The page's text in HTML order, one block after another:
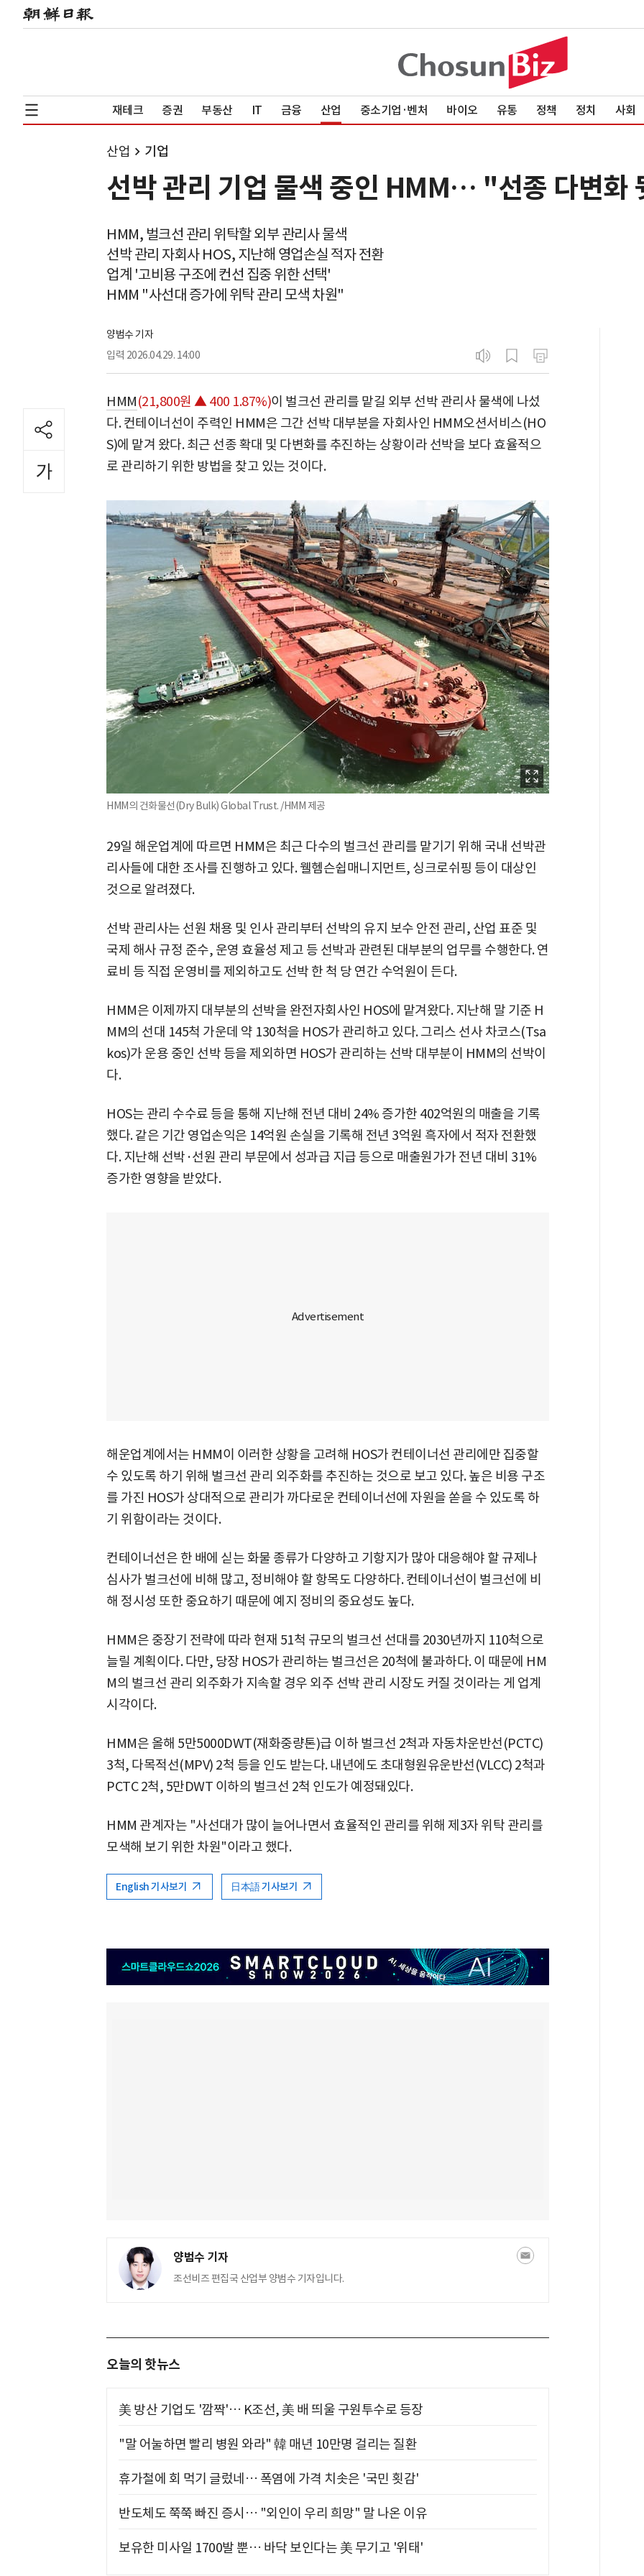
재테크 증권 부동산 IT 금융 산업 중소기업·벤처 바이오 유통 정책 정치 사회
산업 기업
선박 관리 기업 물색 중인 HMM… "선종 다변화
HMM, 벌크선 관리 위탁할 외부 관리사 물색
선박 관리 자회사 HOS, 지난해 영업손실 적자 전환
업계 '고비용 구조에 컨선 집중 위한 선택'
HMM "사선대 증가에 위탁 관리 모색 차원"
양범수 기자
입력 2026.04.29. 14:00
HMM(21,800원 ▲ 400 1.87%)이 벌크선 관리를 맡길 외부 선박 관리사 물색에 나섰
다. 컨테이너선이 주력인 HMM은 그간 선박 대부분을 자회사인 HMM오션서비스(HO
S)에 맡겨 왔다. 최근 선종 확대 및 다변화를 추진하는 상황이라 선박을 보다 효율적으
로 관리하기 위한 방법을 찾고 있는 것이다.
HMM의 건화물선(Dry Bulk) Global Trust. /HMM 제공
29일 해운업계에 따르면 HMM은 최근 다수의 벌크선 관리를 맡기기 위해 국내 선박관
리사들에 대한 조사를 진행하고 있다. 웰헴슨쉽매니지먼트, 싱크로쉬핑 등이 대상인
것으로 알려졌다.
선박 관리사는 선원 채용 및 인사 관리부터 선박의 유지 보수 안전 관리, 산업 표준 및
국제 해사 규정 준수, 운영 효율성 제고 등 선박과 관련된 대부분의 업무를 수행한다. 연
료비 등 직접 운영비를 제외하고도 선박 한 척 당 연간 수억원이 든다.
HMM은 이제까지 대부분의 선박을 완전자회사인 HOS에 맡겨왔다. 지난해 말 기준 H
MM의 선대 145척 가운데 약 130척을 HOS가 관리하고 있다. 그리스 선사 차코스(Tsa
kos)가 운용 중인 선박 등을 제외하면 HOS가 관리하는 선박 대부분이 HMM의 선박이
다.
HOS는 관리 수수료 등을 통해 지난해 전년 대비 24% 증가한 402억원의 매출을 기록
했다. 같은 기간 영업손익은 14억원 손실을 기록해 전년 3억원 흑자에서 적자 전환했
다. 지난해 선박·선원 관리 부문에서 성과급 지급 등으로 매출원가가 전년 대비 31%
증가한 영향을 받았다.
해운업계에서는 HMM이 이러한 상황을 고려해 HOS가 컨테이너선 관리에만 집중할
수 있도록 하기 위해 벌크선 관리 외주화를 추진하는 것으로 보고 있다. 높은 비용 구조
를 가진 HOS가 상대적으로 관리가 까다로운 컨테이너선에 자원을 쏟을 수 있도록 하
기 위함이라는 것이다.
컨테이너선은 한 배에 싣는 화물 종류가 다양하고 기항지가 많아 대응해야 할 규제나
심사가 벌크선에 비해 많고, 정비해야 할 항목도 다양하다. 컨테이너선이 벌크선에 비
해 정시성 또한 중요하기 때문에 예지 정비의 중요성도 높다.
HMM은 중장기 전략에 따라 현재 51척 규모의 벌크선 선대를 2030년까지 110척으로
늘릴 계획이다. 다만, 당장 HOS가 관리하는 벌크선은 20척에 불과하다. 이 때문에 HM
M의 벌크선 관리 외주화가 지속할 경우 외주 선박 관리 시장도 커질 것이라는 게 업계
시각이다.
HMM은 올해 5만5000DWT(재화중량톤)급 이하 벌크선 2척과 자동차운반선(PCTC)
3척, 다목적선(MPV) 2척 등을 인도 받는다. 내년에도 초대형원유운반선(VLCC) 2척과
PCTC 2척, 5만DWT 이하의 벌크선 2척 인도가 예정돼있다.
HMM 관계자는 "사선대가 많이 늘어나면서 효율적인 관리를 위해 제3자 위탁 관리를
모색해 보기 위한 차원"이라고 했다.
English 기사보기 日本語 기사보기
양범수 기자
조선비즈 편집국 산업부 양범수 기자입니다.
오늘의 핫뉴스
美 방산 기업도 '깜짝'… K조선, 美 배 띄울 구원투수로 등장
"말 어눌하면 빨리 병원 와라" 韓 매년 10만명 걸리는 질환
휴가철에 회 먹기 글렀네… 폭염에 가격 치솟은 '국민 횟감'
반도체도 쭉쭉 빠진 증시… "외인이 우리 희망" 말 나온 이유
보유한 미사일 1700발 뿐… 바닥 보인다는 美 무기고 '위태'